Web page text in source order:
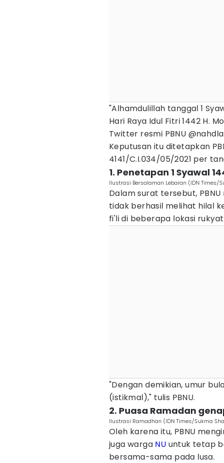
"Alhamdulillah tanggal 1
Hari Raya Idul Fitri 1442 H.
Twitter resmi PBNU
Keputusan itu ditetapkan
4141/C.I.034/05/2021 per
1. Penetapan 1 Syawal
Ilustrasi Bersalaman Lebaran (IDN Times/
Dalam surat tersebut,
tidak berhasil melihat hilal
fi'li di beberapa lokasi
"Dengan demikian, umur
(istikmal)," tulis PBNU.
2. Puasa Ramadan
Ilustrasi Ramadhan (IDN Times/Sukma
Oleh karena itu, PBNU
juga warga NU untuk tetap
bersama-sama pada lusa.